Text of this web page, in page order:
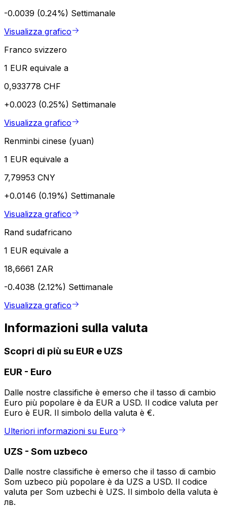
-0.0039 (0.24%) Settimanale
Visualizza grafico
Franco svizzero
1 EUR equivale a
0,933778 CHF
+0.0023 (0.25%) Settimanale
Visualizza grafico
Renminbi cinese (yuan)
1 EUR equivale a
7,79953 CNY
+0.0146 (0.19%) Settimanale
Visualizza grafico
Rand sudafricano
1 EUR equivale a
18,6661 ZAR
-0.4038 (2.12%) Settimanale
Visualizza grafico
Informazioni sulla valuta
Scopri di più su EUR e UZS
EUR - Euro
Dalle nostre classifiche è emerso che il tasso di cambio
Euro più popolare è da EUR a USD. Il codice valuta per
Euro è EUR. Il simbolo della valuta è €.
Ulteriori informazioni su Euro
UZS - Som uzbeco
Dalle nostre classifiche è emerso che il tasso di cambio
Som uzbeco più popolare è da UZS a USD. Il codice
valuta per Som uzbechi è UZS. Il simbolo della valuta è
лв.